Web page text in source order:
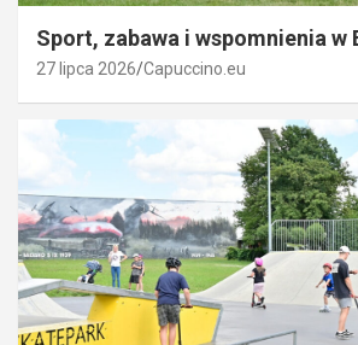
Sport, zabawa i wspomnienia w
27 lipca 2026 Capuccino.eu